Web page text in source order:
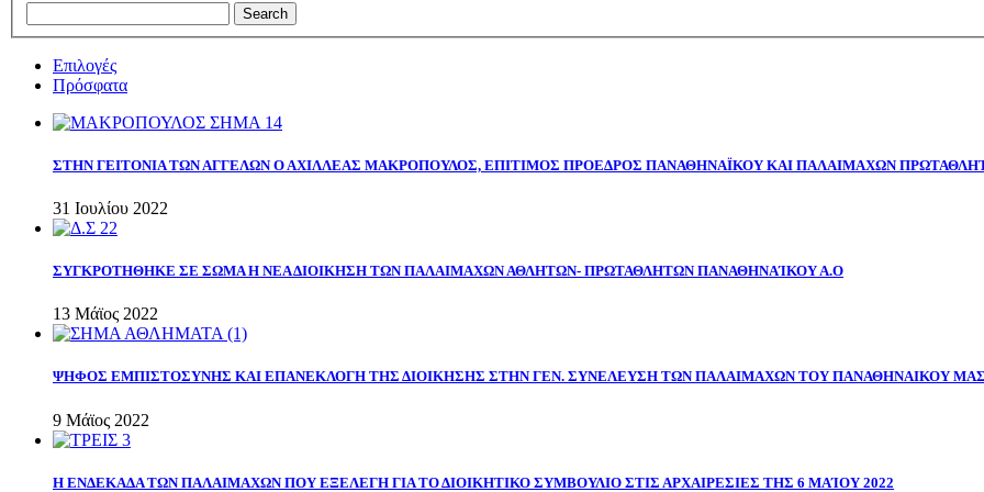
Επιλογές
Πρόσφατα
ΣΤΗΝ ΓΕΙΤΟΝΙΑ ΤΩΝ ΑΓΓΕΛΩΝ Ο ΑΧΙΛΛΕΑΣ ΜΑΚΡΟΠΟΥΛΟΣ, ΕΠΙΤΙΜΟΣ ΠΡΟΕΔΡΟΣ ΠΑΝΑΘΗΝΑΪΚΟΥ ΚΑΙ ΠΑΛΑΙΜΑΧΩΝ
31 Ιουλίου 2022
ΣΥΓΚΡΟΤΗΘΗΚΕ ΣΕ ΣΩΜΑ Η ΝΕΑ ΔΙΟΙΚΗΣΗ ΤΩΝ ΠΑΛΑΙΜΑΧΩΝ ΑΘΛΗΤΩΝ- ΠΡΩΤΑΘΛΗΤΩΝ ΠΑΝΑΘΗΝΑΊΚΟΥ Α.Ο
13 Μάϊος 2022
ΨΗΦΟΣ ΕΜΠΙΣΤΟΣΥΝΗΣ ΚΑΙ ΕΠΑΝΕΚΛΟΓΗ ΤΗΣ ΔΙΟΙΚΗΣΗΣ ΣΤΗΝ ΓΕΝ. ΣΥΝΕΛΕΥΣΗ ΤΩΝ ΠΑΛΑΙΜΑΧΩΝ ΤΟΥ ΠΑΝΑΘΗΝΑΙΚΟΥ ΜΑΣ
9 Μάϊος 2022
Η ΕΝΔΕΚΑΔΑ ΤΩΝ ΠΑΛΑΙΜΑΧΩΝ ΠΟΥ ΕΞΕΛΕΓΗ ΓΙΑ ΤΟ ΔΙΟΙΚΗΤΙΚΟ ΣΥΜΒΟΥΛΙΟ ΣΤΙΣ ΑΡΧΑΙΡΕΣΙΕΣ ΤΗΣ 6 ΜΑΊΟΥ 2022